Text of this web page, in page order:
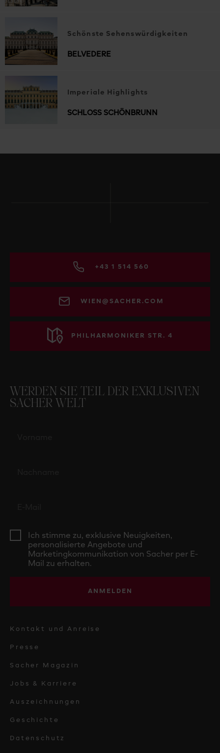
Schönste Sehenswürdigkeiten
BELVEDERE
Imperiale Highlights
SCHLOSS SCHÖNBRUNN
+43 1 514 560
WIEN@SACHER.COM
PHILHARMONIKER STR. 4
WERDEN SIE TEIL DER EXKLUSIVEN
SACHER WELT
Ich stimme zu, exklusive Neuigkeiten,
personalisierte Angebote und
Marketingkommunikation von Sacher per E-
Mail zu erhalten.
ANMELDEN
Kontakt und Anreise
Presse
Sacher Magazin
Jobs & Karriere
Auszeichnungen
Geschichte
Datenschutz